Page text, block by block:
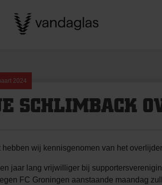
2024
SCHLIMBACK
hebben wij kennisgenomen van het
jaar lang vrijwilliger bij
FC Groningen aanstaande maandag